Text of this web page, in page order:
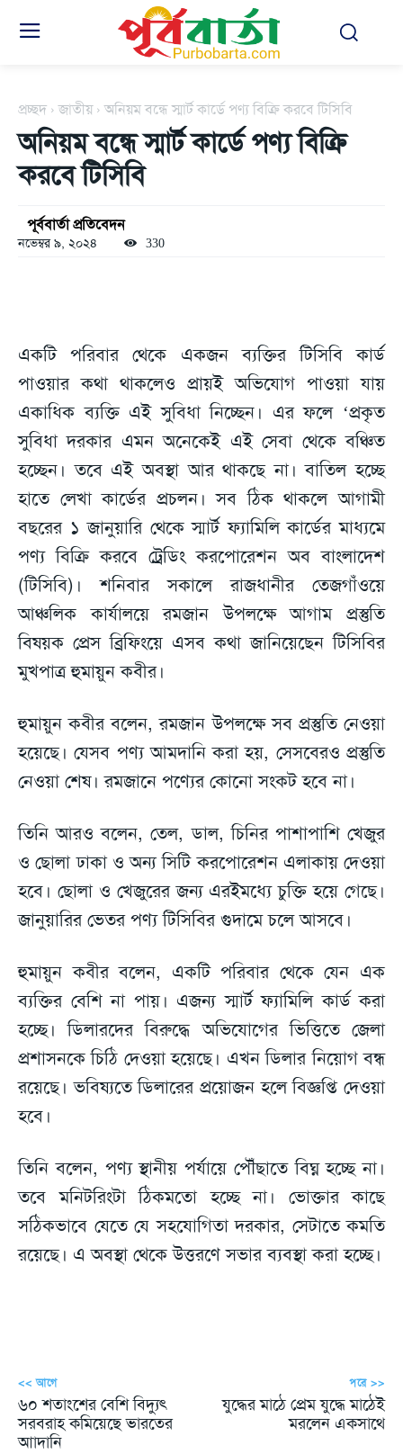
প্রচ্ছদ জাতীয় অনিয়ম বন্ধে স্মার্ট কার্ডে পণ্য বিক্রি করবে টিসিবি
অনিয়ম বন্ধে স্মার্ট কার্ডে পণ্য বিক্রি
করবে টিসিবি
পূর্ববার্তা প্রতিবেদন
নভেম্বর ৯, ২০২৪ 330
একটি পরিবার থেকে একজন ব্যক্তির টিসিবি কার্ড
পাওয়ার কথা থাকলেও প্রায়ই অভিযোগ পাওয়া যায়
একাধিক ব্যক্তি এই সুবিধা নিচ্ছেন। এর ফলে ‘প্রকৃত
সুবিধা দরকার এমন অনেকেই এই সেবা থেকে বঞ্চিত
হচ্ছেন। তবে এই অবস্থা আর থাকছে না। বাতিল হচ্ছে
হাতে লেখা কার্ডের প্রচলন। সব ঠিক থাকলে আগামী
বছরের ১ জানুয়ারি থেকে স্মার্ট ফ্যামিলি কার্ডের মাধ্যমে
পণ্য বিক্রি করবে ট্রেডিং করপোরেশন অব বাংলাদেশ
(টিসিবি)। শনিবার সকালে রাজধানীর তেজগাঁওয়ে
আঞ্চলিক কার্যালয়ে রমজান উপলক্ষে আগাম প্রস্তুতি
বিষয়ক প্রেস ব্রিফিংয়ে এসব কথা জানিয়েছেন টিসিবির
মুখপাত্র হুমায়ুন কবীর।
হুমায়ুন কবীর বলেন, রমজান উপলক্ষে সব প্রস্তুতি নেওয়া
হয়েছে। যেসব পণ্য আমদানি করা হয়, সেসবেরও প্রস্তুতি
নেওয়া শেষ। রমজানে পণ্যের কোনো সংকট হবে না।
তিনি আরও বলেন, তেল, ডাল, চিনির পাশাপাশি খেজুর
ও ছোলা ঢাকা ও অন্য সিটি করপোরেশন এলাকায় দেওয়া
হবে। ছোলা ও খেজুরের জন্য এরইমধ্যে চুক্তি হয়ে গেছে।
জানুয়ারির ভেতর পণ্য টিসিবির গুদামে চলে আসবে।
হুমায়ুন কবীর বলেন, একটি পরিবার থেকে যেন এক
ব্যক্তির বেশি না পায়। এজন্য স্মার্ট ফ্যামিলি কার্ড করা
হচ্ছে। ডিলারদের বিরুদ্ধে অভিযোগের ভিত্তিতে জেলা
প্রশাসনকে চিঠি দেওয়া হয়েছে। এখন ডিলার নিয়োগ বন্ধ
রয়েছে। ভবিষ্যতে ডিলারের প্রয়োজন হলে বিজ্ঞপ্তি দেওয়া
হবে।
তিনি বলেন, পণ্য স্থানীয় পর্যায়ে পৌঁছাতে বিঘ্ন হচ্ছে না।
তবে মনিটরিংটা ঠিকমতো হচ্ছে না। ভোক্তার কাছে
সঠিকভাবে যেতে যে সহযোগিতা দরকার, সেটাতে কমতি
রয়েছে। এ অবস্থা থেকে উত্তরণে সভার ব্যবস্থা করা হচ্ছে।
<< আগে
৬০ শতাংশের বেশি বিদ্যুৎ
সরবরাহ কমিয়েছে ভারতের
আাদানি
পরে >>
যুদ্ধের মাঠে প্রেম যুদ্ধে মাঠেই
মরলেন একসাথে